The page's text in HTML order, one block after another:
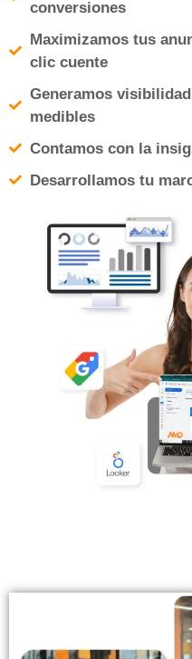
conversiones
Maximizamos tus
clic cuente
Generamos
medibles
Contamos con la
Desarrollamos tu